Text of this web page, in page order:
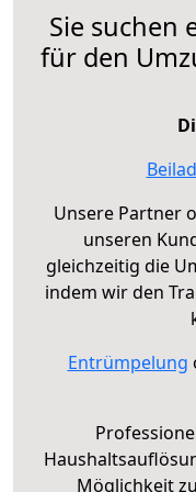
Sie suchen
für den
Unsere Partner
unseren
gleichzeitig die
indem wir den
Entrümpelung
Möglichkeit